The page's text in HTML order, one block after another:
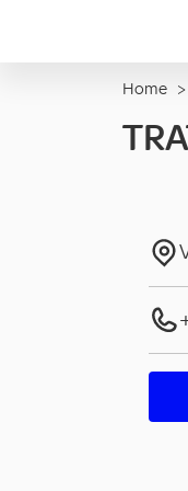
Home >